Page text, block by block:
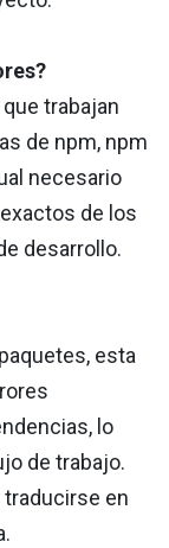
que trabajan
de npm, npm
necesario
de los
desarrollo.
esta
lo
de trabajo.
traducirse en